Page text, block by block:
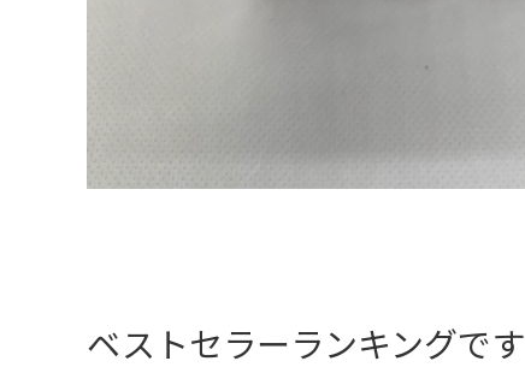
ベストセラーランキングです